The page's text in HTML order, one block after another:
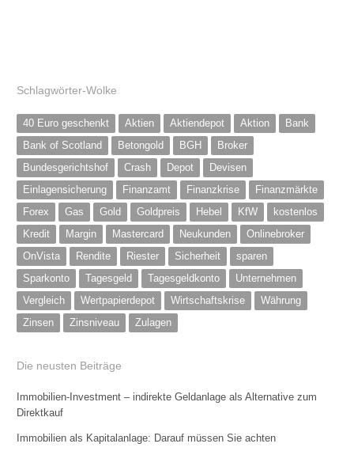
Schlagwörter-Wolke
40 Euro geschenkt Aktien Aktiendepot Aktion
Bank
Bank of Scotland
Betongold BGH
Broker
Bundesgerichtshof
Crash Depot
Devisen
Einlagensicherung
Finanzamt Finanzkrise
Finanzmärkte
Forex
Gas Gold Goldpreis Hebel KfW
kostenlos
Kredit
Margin Mastercard Neukunden
Onlinebroker
OnVista
Rendite Riester Sicherheit
sparen
Sparkonto
Tagesgeld Tagesgeldkonto
Unternehmen
Vergleich
Wertpapierdepot Wirtschaftskrise
Währung
Zinsen
Zinsniveau Zulagen
Die neusten Beiträge
Immobilien-Investment – indirekte Geldanlage als Alternative zum
Direktkauf
Immobilien als Kapitalanlage: Darauf müssen Sie achten